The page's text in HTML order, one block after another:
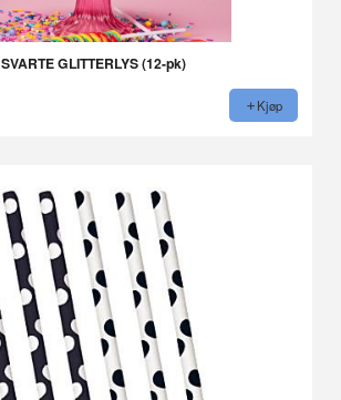
SVARTE GLITTERLYS (12-pk)
Kjøp